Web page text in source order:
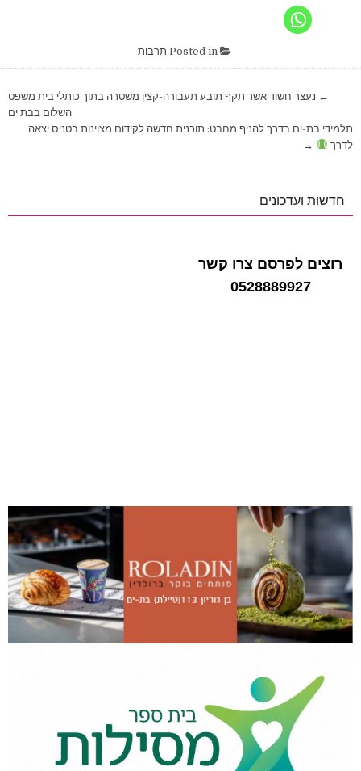
Posted in תרבות
ניווט← נעצר חשוד אשר תקף תובע תעבורה-קצין משטרה בתוך כותלי בית משפט
השלום בבת ים
תלמידי בת-ים בדרך להניף מחבט: תוכנית חדשה לקידום מצוינות בטניס יצאה
לדרך
→
חדשות ועדכונים
רוצים לפרסם צרו קשר
0528889927